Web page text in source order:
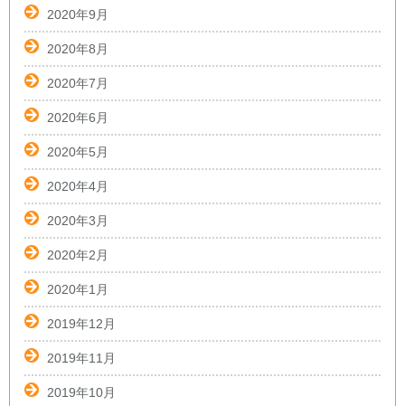
2020年9月
2020年8月
2020年7月
2020年6月
2020年5月
2020年4月
2020年3月
2020年2月
2020年1月
2019年12月
2019年11月
2019年10月